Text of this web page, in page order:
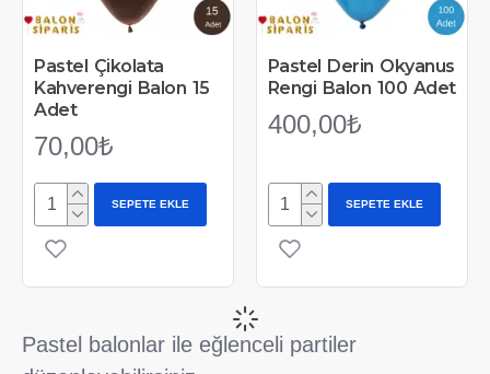
Pastel Çikolata
Kahverengi Balon 15
Adet
70,00₺
SEPETE EKLE
Pastel Derin Okyanus
Rengi Balon 100 Adet
400,00₺
SEPETE EKLE
Pastel balonlar ile eğlenceli partiler